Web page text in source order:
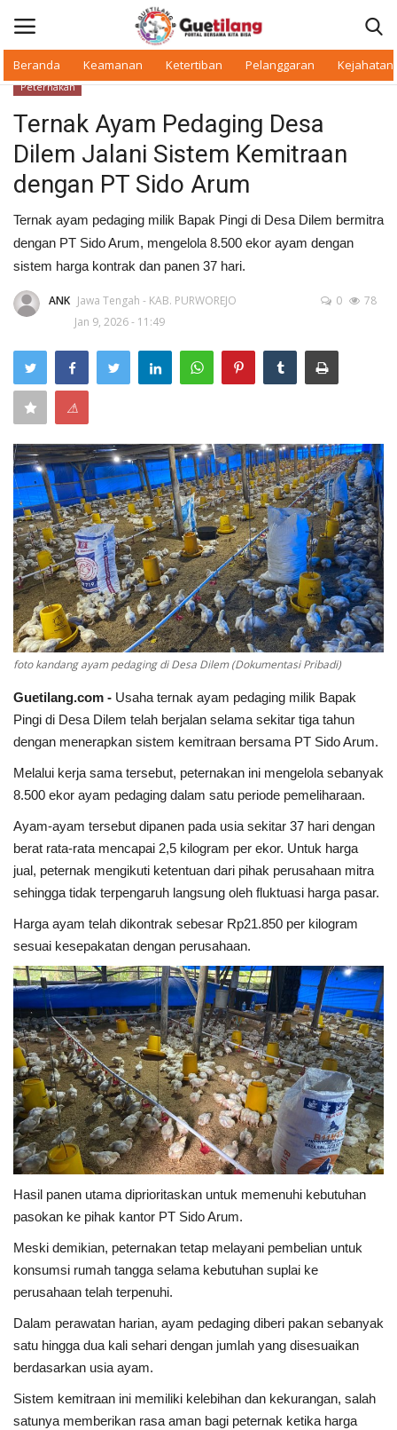
Beranda Keamanan Ketertiban Pelanggaran Kejahatan
Beranda
Daerah
Makan Bergizi
Warkop Digital
Ketertiban
Keamanan
Kejahatan
Cybers Event
UMKM & Ekonomi Kreatif
Pekerja Migran Indonesia
Ekonomi
Pendidikan
Informasi Journalism
Olahraga
Kesehatan
Layanan Publik
Perempuan/Anak
Peternakan
Ternak Ayam Pedaging Desa
Dilem Jalani Sistem Kemitraan
dengan PT Sido Arum
Ternak ayam pedaging milik Bapak Pingi di Desa Dilem bermitra
dengan PT Sido Arum, mengelola 8.500 ekor ayam dengan
sistem harga kontrak dan panen 37 hari.
ANK Jawa Tengah - KAB. PURWOREJO
Jan 9, 2026 - 11:49
0 78
⚠
foto kandang ayam pedaging di Desa Dilem (Dokumentasi Pribadi)
Guetilang.com - Usaha ternak ayam pedaging milik Bapak
Pingi di Desa Dilem telah berjalan selama sekitar tiga tahun
dengan menerapkan sistem kemitraan bersama PT Sido Arum.
Melalui kerja sama tersebut, peternakan ini mengelola sebanyak
8.500 ekor ayam pedaging dalam satu periode pemeliharaan.
Ayam-ayam tersebut dipanen pada usia sekitar 37 hari dengan
berat rata-rata mencapai 2,5 kilogram per ekor. Untuk harga
jual, peternak mengikuti ketentuan dari pihak perusahaan mitra
sehingga tidak terpengaruh langsung oleh fluktuasi harga pasar.
Harga ayam telah dikontrak sebesar Rp21.850 per kilogram
sesuai kesepakatan dengan perusahaan.
Hasil panen utama diprioritaskan untuk memenuhi kebutuhan
pasokan ke pihak kantor PT Sido Arum.
Meski demikian, peternakan tetap melayani pembelian untuk
konsumsi rumah tangga selama kebutuhan suplai ke
perusahaan telah terpenuhi.
Dalam perawatan harian, ayam pedaging diberi pakan sebanyak
satu hingga dua kali sehari dengan jumlah yang disesuaikan
berdasarkan usia ayam.
Sistem kemitraan ini memiliki kelebihan dan kekurangan, salah
satunya memberikan rasa aman bagi peternak ketika harga